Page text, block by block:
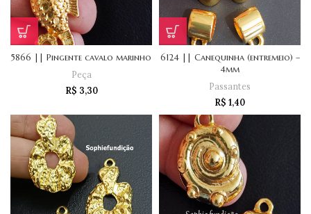
5866 || Pingente cavalo marinho
Peça
R$ 3,30
6124 || Canequinha (entremeio) –
4mm
Passantes
R$ 1,40